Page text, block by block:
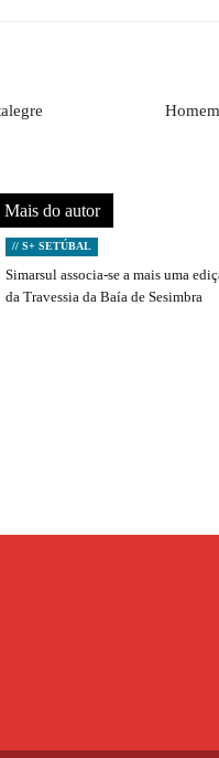
Mais do autor
// S+ SETÚBAL
Simarsul associa-se a mais uma
da Travessia da Baía de Sesimbra